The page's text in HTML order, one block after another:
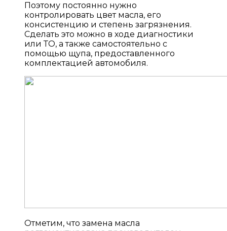
Поэтому постоянно нужно
контролировать цвет масла, его
консистенцию и степень загрязнения.
Сделать это можно в ходе диагностики
или ТО, а также самостоятельно с
помощью щупа, предоставленного
комплектацией автомобиля.
Отметим, что замена масла